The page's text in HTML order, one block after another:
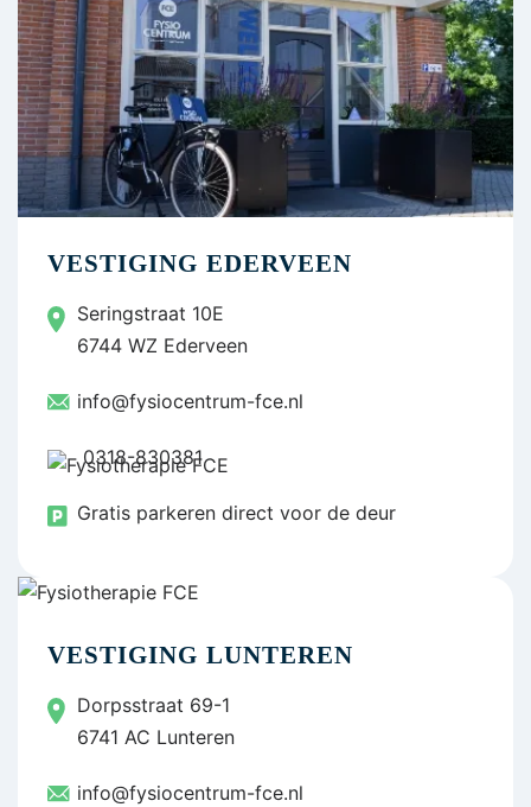
VESTIGING EDERVEEN
Seringstraat 10E
6744 WZ Ederveen
info@fysiocentrum-fce.nl
0318-830381
Gratis parkeren direct voor de deur
VESTIGING LUNTEREN
Dorpsstraat 69-1
6741 AC Lunteren
info@fysiocentrum-fce.nl